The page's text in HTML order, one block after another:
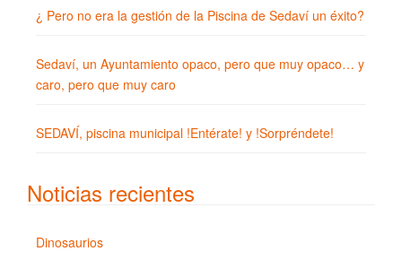
¿ Pero no era la gestión de la Piscina de Sedaví un éxito?
Sedaví, un Ayuntamiento opaco, pero que muy opaco… y
caro, pero que muy caro
SEDAVÍ, piscina municipal !Entérate! y !Sorpréndete!
Noticias recientes
Dinosaurios